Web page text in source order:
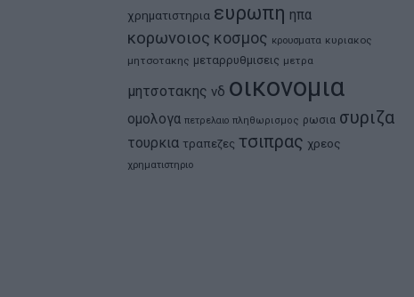
χρηματιστηρια ευρωπη ηπα
κορωνοιος κοσμος κρουσματα κυριακος
μητσοτακης μεταρρυθμισεις μετρα
μητσοτακης νδ οικονομια
ομολογα πετρελαιο πληθωρισμος ρωσια συριζα
τουρκια τραπεζες τσιπρας χρεος
χρηματιστηριο